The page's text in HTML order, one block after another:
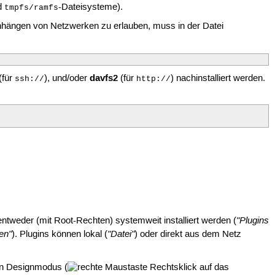
tmpfs/ramfs-Dateisysteme).
von Netzwerken zu erlauben, muss in der Datei
ssh://), und/oderdavfs2 (für http://) nachinstalliert werden.
(mit Root-Rechten) systemweit installiert werden ("Plugins
). Plugins können lokal ("Datei") oder direkt aus dem Netz
Designmodus ( Rechtsklick auf das